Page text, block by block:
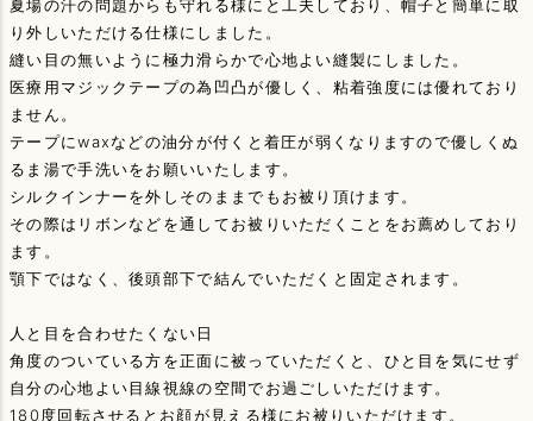
夏場の汗の問題からも守れる様にと工夫しており、帽子と簡単に取
り外しいただける仕様にしました。
縫い目の無いように極力滑らかで心地よい縫製にしました。
医療用マジックテープの為凹凸が優しく、粘着強度には優れており
ません。
テープにwaxなどの油分が付くと着圧が弱くなりますので優しくぬ
るま湯で手洗いをお願いいたします。
シルクインナーを外しそのままでもお被り頂けます。
その際はリボンなどを通してお被りいただくことをお薦めしており
ます。
顎下ではなく、後頭部下で結んでいただくと固定されます。
人と目を合わせたくない日
角度のついている方を正面に被っていただくと、ひと目を気にせず
自分の心地よい目線視線の空間でお過ごしいただけます。
180度回転させるとお顔が見える様にお被りいただけます。